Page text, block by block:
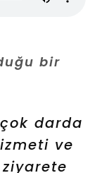
bir
darda
ve